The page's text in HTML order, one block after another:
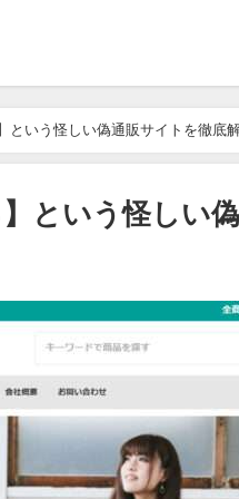
という怪しい偽通販サイトを徹底
】という怪しい